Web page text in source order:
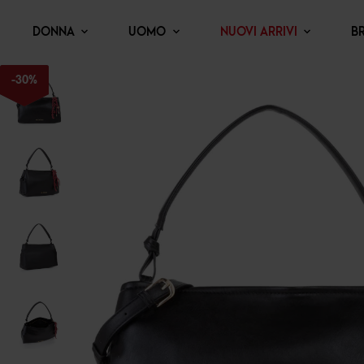
DONNA UOMO NUOVI ARRIVI
-30%